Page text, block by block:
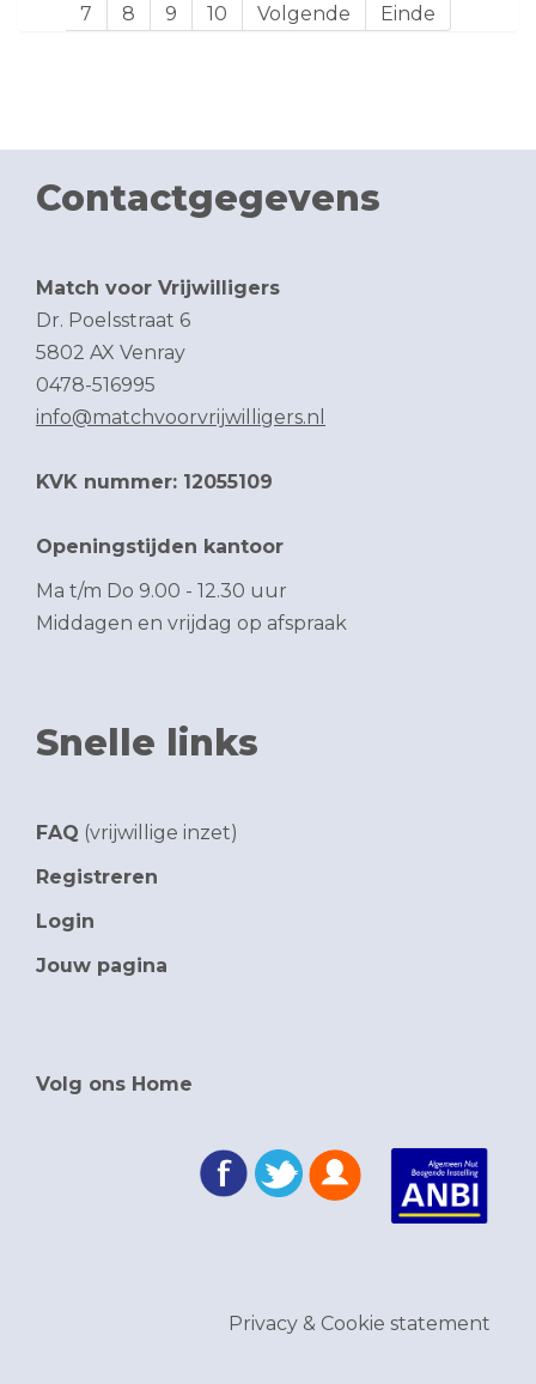
7
8 9 10 Volgende Einde
Contactgegevens
Match voor Vrijwilligers
Dr. Poelsstraat 6
5802 AX Venray
0478-516995
info@matchvoorvrijwilligers.nl
KVK nummer: 12055109
Openingstijden kantoor
Ma t/m Do 9.00 - 12.30 uur
Middagen en vrijdag op afspraak
Snelle links
FAQ (vrijwillige inzet)
Registreren
Login
Jouw pagina
Volg ons Home
Privacy & Cookie statement